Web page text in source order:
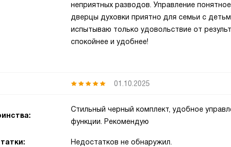
неприятных разводов. Управление
дверцы духовки приятно для семьи с
испытываю только удовольствие от
спокойнее и удобнее!
01.10.2025
Стильный черный комплект, удобное
функции. Рекомендую
Недостатков не обнаружил.